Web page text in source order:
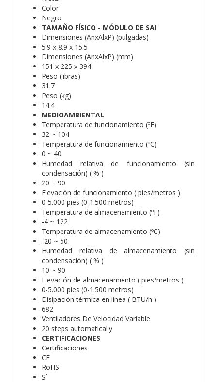
Color
Negro
TAMAÑO FÍSICO - MÓDULO DE SAI
Dimensiones (AnxAlxP) (pulgadas)
5.9 x 8.9 x 15.5
Dimensiones (AnxAlxP) (mm)
151 x 225 x 394
Peso (libras)
31.7
Peso (kg)
14.4
MEDIOAMBIENTAL
Temperatura de funcionamiento (ºF)
32 ~ 104
Temperatura de funcionamiento (ºC)
0 ~ 40
Humedad relativa de funcionamiento (sin
condensación) ( % )
20 ~ 90
Elevación de funcionamiento ( pies/metros )
0-5.000 pies (0-1.500 metros)
Temperatura de almacenamiento (ºF)
-4 ~ 122
Temperatura de almacenamiento (ºC)
-20 ~ 50
Humedad relativa de almacenamiento (sin
condensación) ( % )
10 ~ 90
Elevación de almacenamiento ( pies/metros )
0-5.000 pies (0-1.500 metros)
Disipación térmica en línea ( BTU/h )
682
Ventiladores De Velocidad Variable
20 steps automatically
CERTIFICACIONES
Certificaciones
CE
RoHS
Sí